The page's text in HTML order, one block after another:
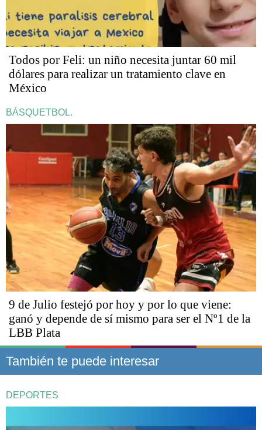
Todos por Feli: un niño necesita juntar 60 mil
dólares para realizar un tratamiento clave en
México
BÁSQUETBOL.
9 de Julio festejó por hoy y por lo que viene:
ganó y depende de sí mismo para ser el Nº1 de la
LBB Plata
También te puede interesar
DEPORTES